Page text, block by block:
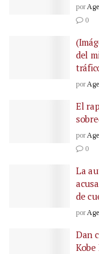
por
0
del
por
El
por
0
La
de
por
Dan
Kobe